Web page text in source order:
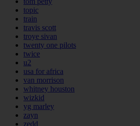
topic
train
travis scott
troye sivan
twenty one pilots
twice
u2
usa for africa
van morrison
whitney houston
wizkid
yg marley
zayn
zedd